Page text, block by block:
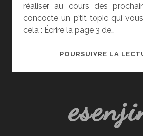
réaliser au cours des
concocte un p’tit topic qui
cela : Écrire la page 3 de…
POURSUIVRE LA